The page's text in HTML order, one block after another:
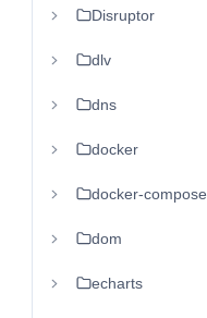
Disruptor
dlv
dns
docker
docker-compose
dom
echarts